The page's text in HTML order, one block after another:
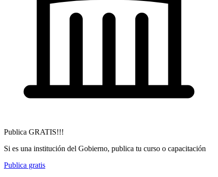
Publica GRATIS!!!
Si es una institución del Gobierno, publica tu curso o capacitación
Publica gratis